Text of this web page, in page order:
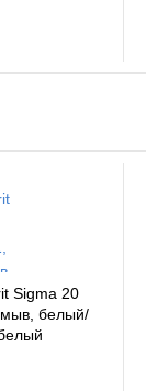
Sigma 20
белый/